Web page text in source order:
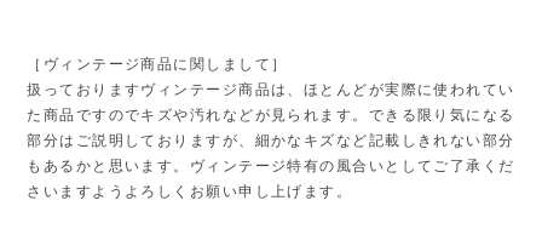
［ヴィンテージ商品に関しまして］
扱っておりますヴィンテージ商品は、ほとんどが実際に使われてい
た商品ですのでキズや汚れなどが見られます。できる限り気になる
部分はご説明しておりますが、細かなキズなど記載しきれない部分
もあるかと思います。ヴィンテージ特有の風合いとしてご了承くだ
さいますようよろしくお願い申し上げます。